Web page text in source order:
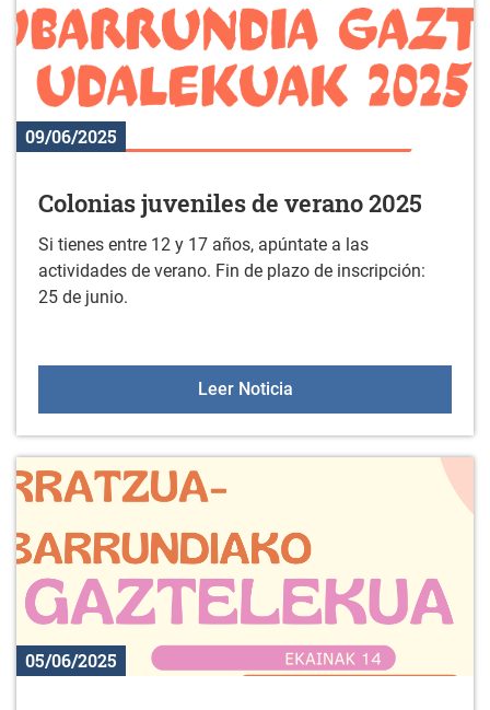
09/06/2025
Colonias juveniles de verano 2025
Si tienes entre 12 y 17 años, apúntate a las
actividades de verano. Fin de plazo de inscripción:
25 de junio.
Leer NoticiaColonias juveniles de
05/06/2025